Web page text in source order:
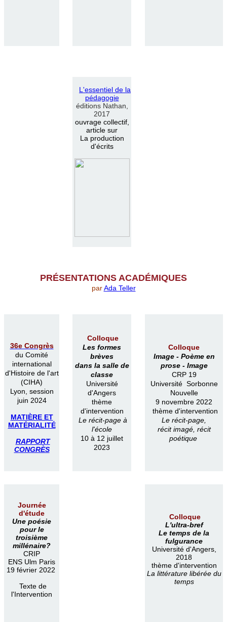
L 'essentiel de la
pédagogie
éditions Nathan,
2017
ouvrage collectif,
article sur
La production
d'écrits
PRÉSENTATIONS ACADÉMIQUES
parAda Teller
36e Congrès
du Comité
international
d'Histoire de l'art
(CIHA)
Lyon, session
juin 2024
MATIÈRE ET
MATÉRIALITÉ
RAPPORT
CONGRÈS
Colloque
Les formes
brèves
dans la salle de
classe
Université
d'Angers
thème
d'intervention
Le récit-page à
l'école
10 à 12 juillet
2023
Colloque
Image - Poème en
prose - Image
CRP 19
Université Sorbonne
Nouvelle
9 novembre 2022
thème d'intervention
Le récit-page,
récit imagé, récit
poétique
Journée
d'étude
Une poésie
pour le
troisième
millénaire?
CRIP
ENS Ulm Paris
19 février 2022
Texte de
l'Intervention
Colloque
L'ultra-bref
Le temps de la
fulgurance
Université d'Angers,
2018
thème d'intervention
La littérature libérée du
temps